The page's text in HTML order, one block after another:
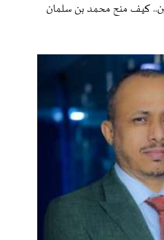
كيف منح محمد بن سلمان